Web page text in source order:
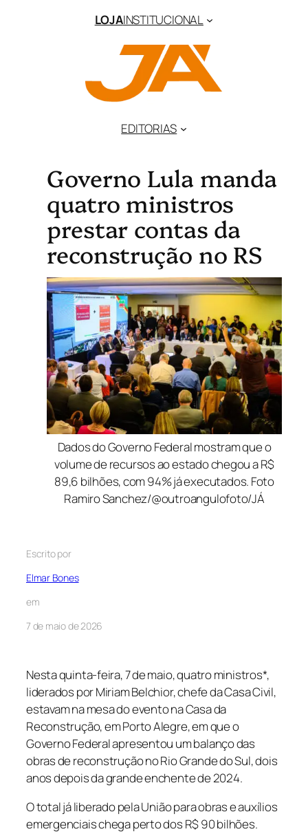
LOJAINSTITUCIONAL
EDITORIAS
Governo Lula manda
quatro ministros
prestar contas da
reconstrução no RS
Dados do Governo Federal mostram que o
volume de recursos ao estado chegou a R$
89,6 bilhões, com 94% já executados. Foto
Ramiro Sanchez/@outroangulofoto/JÁ
Escrito por
Elmar Bones
em
7 de maio de 2026
Nesta quinta-feira, 7 de maio, quatro ministros*,
liderados por Miriam Belchior, chefe da Casa Civil,
estavam na mesa do evento na Casa da
Reconstrução, em Porto Alegre, em que o
Governo Federal apresentou um balanço das
obras de reconstrução no Rio Grande do Sul, dois
anos depois da grande enchente de 2024.
O total já liberado pela União para obras e auxílios
emergenciais chega perto dos R$ 90 bilhões.